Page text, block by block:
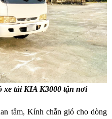
xe tải KIA K3000 tận nơi
tâm, Kính chắn gió cho dòng